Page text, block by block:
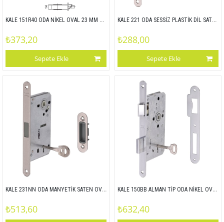
KALE 151R40 ODA NİKEL OVAL 23 MM 90x40
₺373,20
Sepete Ekle
KALE 221 ODA SESSİZ PLASTİK DİL SATEN OVAL 18 MM 90x50
₺288,00
Sepete Ekle
KALE 231NN ODA MANYETİK SATEN OVAL 18 MM 90x50
₺513,60
KALE 150BB ALMAN TİP ODA NİKEL OVAL 20 MM 72x55
₺632,40